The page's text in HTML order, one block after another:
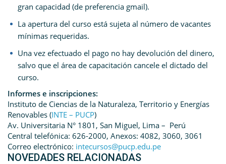
gran capacidad (de preferencia gmail).
La apertura del curso está sujeta al número de vacantes
mínimas requeridas.
Una vez efectuado el pago no hay devolución del dinero,
salvo que el área de capacitación cancele el dictado del
curso.
Informes e inscripciones:
Instituto de Ciencias de la Naturaleza, Territorio y Energías
Renovables (INTE – PUCP)
Av. Universitaria N° 1801, San Miguel, Lima – Perú
Central telefónica: 626-2000, Anexos: 4082, 3060, 3061
Correo electrónico: intecursos@pucp.edu.pe
NOVEDADES RELACIONADAS